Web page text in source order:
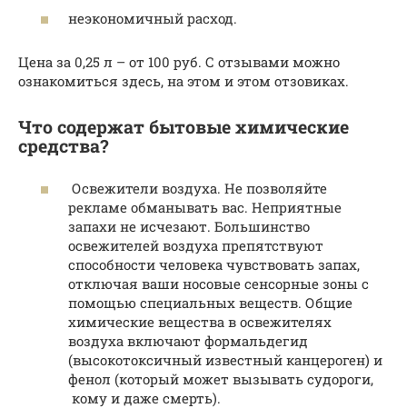
неэкономичный расход.
Цена за 0,25 л – от 100 руб. С отзывами можно
ознакомиться здесь, на этом и этом отзовиках.
Что содержат бытовые химические
средства?
Освежители воздуха. Не позволяйте
рекламе обманывать вас. Неприятные
запахи не исчезают. Большинство
освежителей воздуха препятствуют
способности человека чувствовать запах,
отключая ваши носовые сенсорные зоны с
помощью специальных веществ. Общие
химические вещества в освежителях
воздуха включают формальдегид
(высокотоксичный известный канцероген) и
фенол (который может вызывать судороги,
кому и даже смерть).